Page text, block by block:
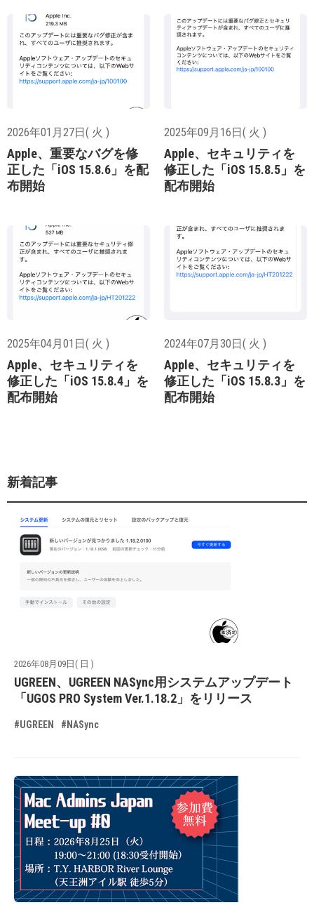
2026年01月27日( 火 )
Apple、重要なバグを修
正した「iOS 15.8.6」を配
布開始
2025年09月16日( 火 )
Apple、セキュリティを
修正した「iOS 15.8.5」を
配布開始
2025年04月01日( 火 )
Apple、セキュリティを
修正した「iOS 15.8.4」を
配布開始
2024年07月30日( 火 )
Apple、セキュリティを
修正した「iOS 15.8.3」を
配布開始
新着記事
2026年08月09日( 日 )
UGREEN、UGREEN NASync用システムアップデート
「UGOS PRO System Ver.1.18.2」をリリース
#UGREEN #NASync